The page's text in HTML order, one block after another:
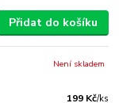
Přidat do košíku
199 Kč/ks
Není skladem